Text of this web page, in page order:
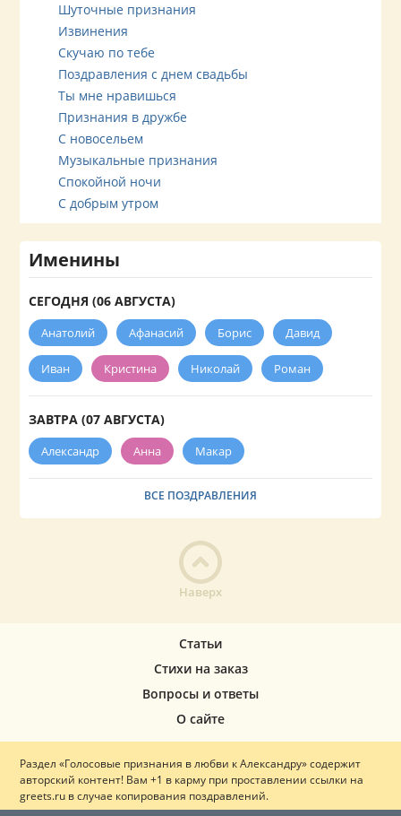
Шуточные признания
Извинения
Скучаю по тебе
Поздравления с днем свадьбы
Ты мне нравишься
Признания в дружбе
С новосельем
Музыкальные признания
Спокойной ночи
С добрым утром
Именины
СЕГОДНЯ (06 АВГУСТА)
Анатолий Афанасий Борис Давид
Иван Кристина Николай Роман
ЗАВТРА (07 АВГУСТА)
Александр Анна Макар
ВСЕ ПОЗДРАВЛЕНИЯ
Наверх
Статьи
Стихи на заказ
Вопросы и ответы
О сайте
Раздел «Голосовые признания в любви к Александру» содержит
авторский контент! Вам +1 в карму при проставлении ссылки на
greets.ru в случае копирования поздравлений.